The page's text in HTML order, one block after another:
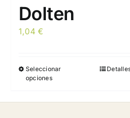
Dolten
1,04€
Seleccionar
opciones